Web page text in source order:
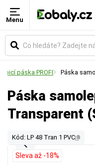
Menu
páska PROFI Páska
Páska
Transparent
Kód: LP 48 Tran 1 PVC
Sleva až -18%